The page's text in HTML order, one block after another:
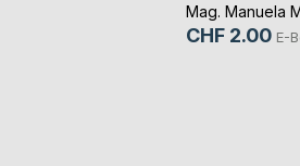
Mag. Manuela
CHF 2.00 E-